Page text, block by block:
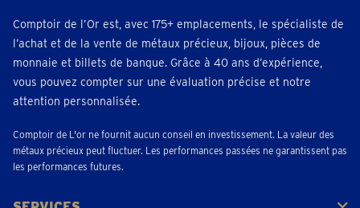
Comptoir de l’Or est, avec 175+ emplacements, le spécialiste de
l’achat et de la vente de métaux précieux, bijoux, pièces de
monnaie et billets de banque. Grâce à 40 ans d’expérience,
vous pouvez compter sur une évaluation précise et notre
attention personnalisée.
Comptoir de L'or ne fournit aucun conseil en investissement. La valeur des
métaux précieux peut fluctuer. Les performances passées ne garantissent pas
les performances futures.